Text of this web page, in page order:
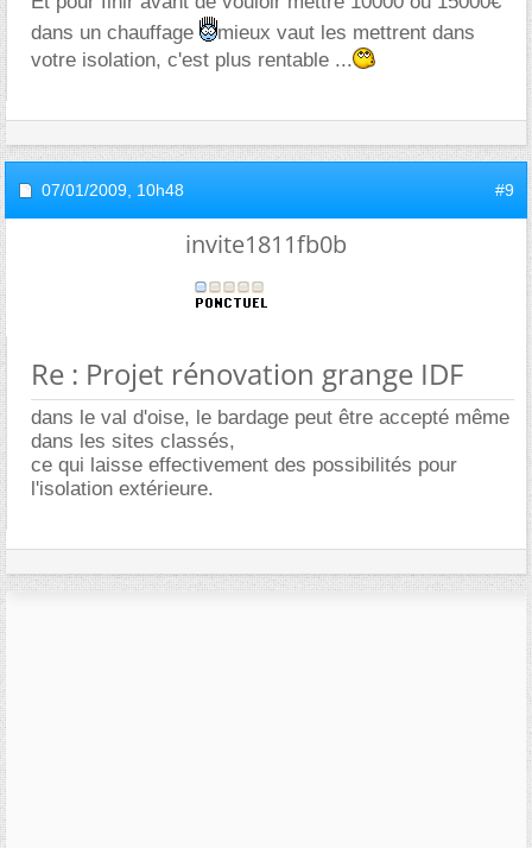
dans un chauffage
mieux vaut les mettrent dans
votre isolation, c'est plus rentable ...
07/01/2009, 10h48 #9
invite1811fb0b
Re : Projet rénovation grange IDF
dans le val d'oise, le bardage peut être accepté même
dans les sites classés,
ce qui laisse effectivement des possibilités pour
l'isolation extérieure.